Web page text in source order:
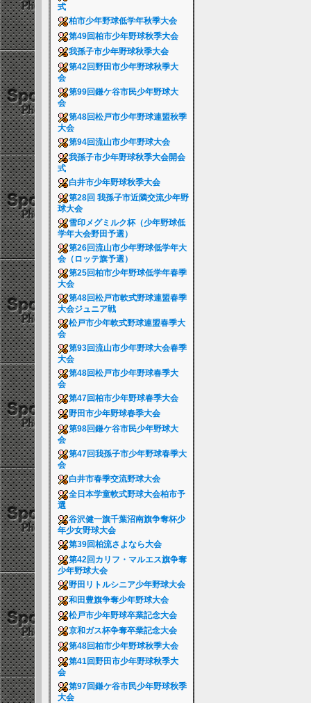
式
柏市少年野球低学年秋季大会
第49回柏市少年野球秋季大会
我孫子市少年野球秋季大会
第42回野田市少年野球秋季大
会
第99回鎌ケ谷市民少年野球大
会
第48回松戸市少年野球連盟秋季
大会
第94回流山市少年野球大会
我孫子市少年野球秋季大会開会
式
白井市少年野球秋季大会
第28回 我孫子市近隣交流少年野
球大会
雪印メグミルク杯（少年野球低
学年大会野田予選）
第26回流山市少年野球低学年大
会（ロッテ旗予選）
第25回柏市少年野球低学年春季
大会
第48回松戸市軟式野球連盟春季
大会ジュニア戦
松戸市少年軟式野球連盟春季大
会
第93回流山市少年野球大会春季
大会
第48回松戸市少年野球春季大
会
第47回柏市少年野球春季大会
野田市少年野球春季大会
第98回鎌ケ谷市民少年野球大
会
第47回我孫子市少年野球春季大
会
白井市春季交流野球大会
全日本学童軟式野球大会柏市予
選
谷沢健一旗千葉沼南旗争奪杯少
年少女野球大会
第39回柏流さよなら大会
第42回カリフ・マルエス旗争奪
少年野球大会
野田リトルシニア少年野球大会
和田豊旗争奪少年野球大会
松戸市少年野球卒業記念大会
京和ガス杯争奪卒業記念大会
第48回柏市少年野球秋季大会
第41回野田市少年野球秋季大
会
第97回鎌ケ谷市民少年野球秋季
大会